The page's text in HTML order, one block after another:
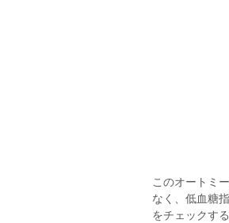
このオートミ
なく、低血糖
をチェックす